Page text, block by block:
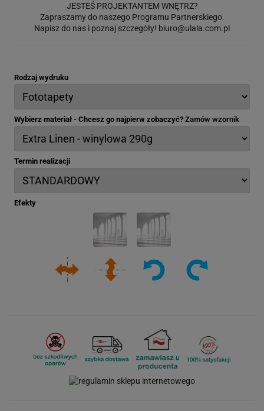
JESTEŚ PROJEKTANTEM WNĘTRZ?
Zapraszamy do naszego Programu Partnerskiego.
Napisz do nas i poznaj szczegóły! biuro@ulala.com.pl
Rodzaj wydruku
Wybierz materiał - Chcesz go najpierw zobaczyć? Zamów wzornik
Termin realizacji
Efekty